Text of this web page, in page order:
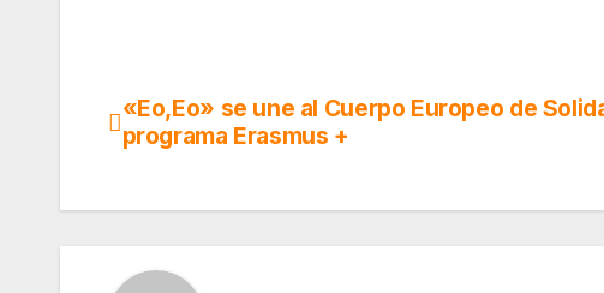
Navegación
entradas
«Eo,Eo» se une al Cuerpo Europeo de
programa Erasmus +